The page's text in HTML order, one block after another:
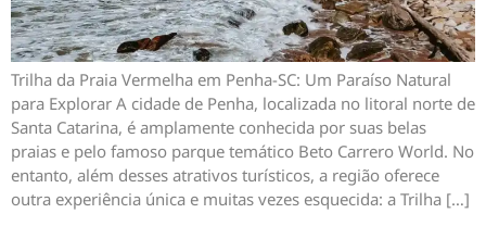
Trilha da Praia Vermelha em Penha-SC: Um Paraíso Natural
para Explorar A cidade de Penha, localizada no litoral norte de
Santa Catarina, é amplamente conhecida por suas belas
praias e pelo famoso parque temático Beto Carrero World. No
entanto, além desses atrativos turísticos, a região oferece
outra experiência única e muitas vezes esquecida: a Trilha […]